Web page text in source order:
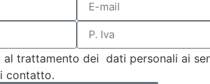
trattamento dei dati personali ai
contatto.